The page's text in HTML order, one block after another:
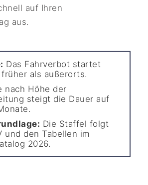
auf Ihren
aus.
Das Fahrverbot startet
als außerorts.
nach Höhe der
steigt die Dauer auf
Die Staffel folgt
und den Tabellen im
2026.